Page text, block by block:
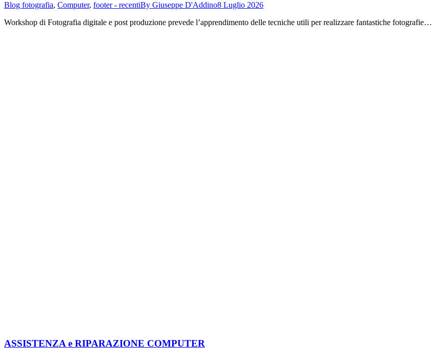
Blog fotografia, Computer, footer - recentiBy Giuseppe D'Addino8 Luglio 2026
Workshop di Fotografia digitale e post produzione prevede l’apprendimento delle tecniche utili per realizzare fantastiche fotografie…
ASSISTENZA e RIPARAZIONE COMPUTER